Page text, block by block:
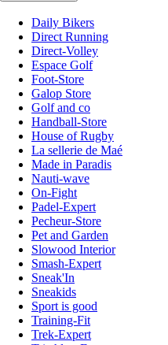
Daily Bikers
Direct Running
Direct-Volley
Espace Golf
Foot-Store
Galop Store
Golf and co
Handball-Store
House of Rugby
La sellerie de Maé
Made in Paradis
Nauti-wave
On-Fight
Padel-Expert
Pecheur-Store
Pet and Garden
Slowood Interior
Smash-Expert
Sneak'In
Sneakids
Sport is good
Training-Fit
Trek-Expert